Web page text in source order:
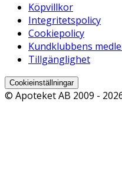
Köpvillkor
Integritetspolicy
Cookiepolicy
Kundklubbens
Tillgänglighet
Cookieinställningar
© Apoteket AB 2009 -